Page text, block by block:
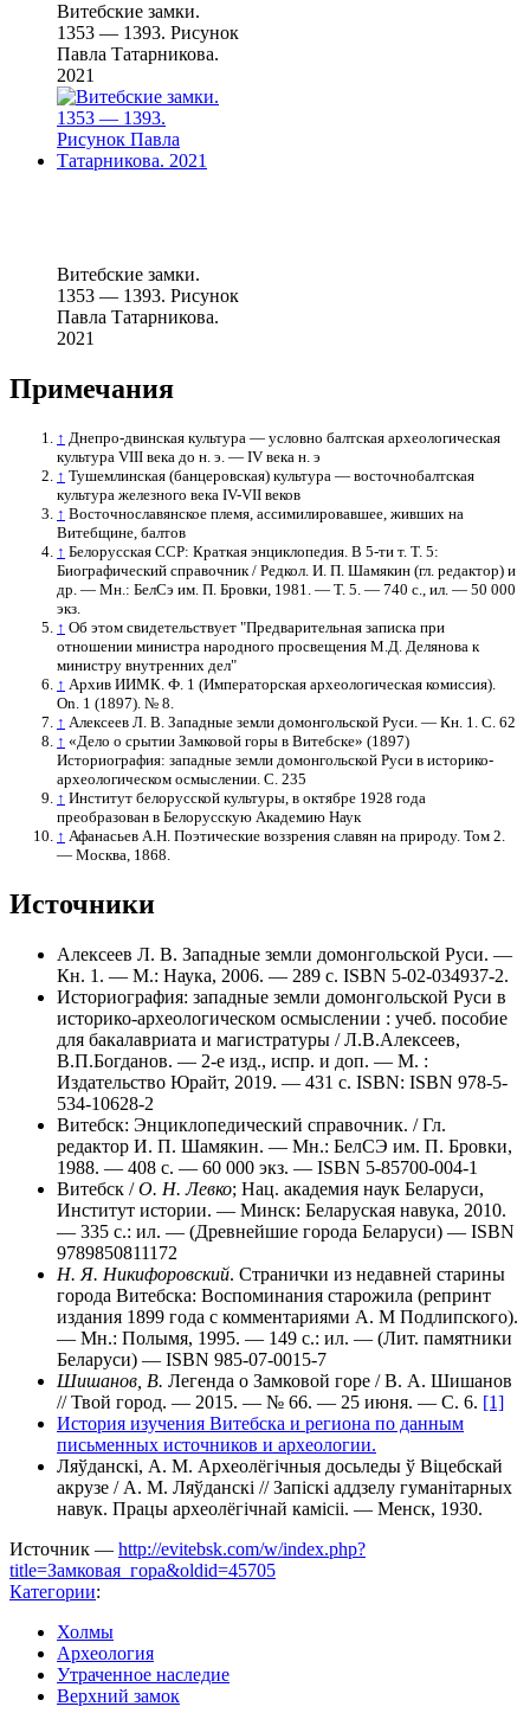
Витебские замки.
1353 — 1393. Рисунок
Павла Татарникова.
2021
Витебские замки.
1353 — 1393. Рисунок
Павла Татарникова.
2021
Примечания
↑ Днепро-двинская культура — условно балтская археологическая
культура VIII века до н. э. — IV века н. э
↑ Тушемлинская (банцеровская) культура — восточнобалтская
культура железного века IV-VII веков
↑ Восточнославянское племя, ассимилировавшее, живших на
Витебщине, балтов
↑ Белорусская ССР: Краткая энциклопедия. В 5-ти т. Т. 5:
Биографический справочник / Редкол. И. П. Шамякин (гл. редактор) и
др. — Мн.: БелСэ им. П. Бровки, 1981. — Т. 5. — 740 с., ил. — 50 000
экз.
↑ Об этом свидетельствует "Предварительная записка при
отношении министра народного просвещения М.Д. Делянова к
министру внутренних дел"
↑ Архив ИИМК. Ф. 1 (Императорская археологическая комиссия).
On. 1 (1897). № 8.
↑ Алексеев Л. В. Западные земли домонгольской Руси. — Кн. 1. С. 62
↑ «Дело о срытии Замковой горы в Витебске» (1897)
Историография: западные земли домонгольской Руси в историко-
археологическом осмыслении. С. 235
↑ Институт белорусской культуры, в октябре 1928 года
преобразован в Белорусскую Академию Наук
↑ Афанасьев А.Н. Поэтические воззрения славян на природу. Том 2.
— Москва, 1868.
Источники
Алексеев Л. В. Западные земли домонгольской Руси. —
Кн. 1. — М.: Наука, 2006. — 289 с. ISBN 5-02-034937-2.
Историография: западные земли домонгольской Руси в
историко-археологическом осмыслении : учеб. пособие
для бакалавриата и магистратуры / Л.В.Алексеев,
В.П.Богданов. — 2-е изд., испр. и доп. — М. :
Издательство Юрайт, 2019. — 431 с. ISBN: ISBN 978-5-
534-10628-2
Витебск: Энциклопедический справочник. / Гл.
редактор И. П. Шамякин. — Мн.: БелСЭ им. П. Бровки,
1988. — 408 с. — 60 000 экз. — ISBN 5-85700-004-1
Витебск /О. Н. Левко; Нац. академия наук Беларуси,
Институт истории. — Минск: Беларуская навука, 2010.
— 335 с.: ил. — (Древнейшие города Беларуси) — ISBN
9789850811172
Н. Я. Никифоровский. Странички из недавней старины
города Витебска: Воспоминания старожила (репринт
издания 1899 года с комментариями А. М Подлипского).
— Мн.: Полымя, 1995. — 149 с.: ил. — (Лит. памятники
Беларуси) — ISBN 985-07-0015-7
Шишанов, В. Легенда о Замковой горе / В. А. Шишанов
// Твой город. — 2015. — № 66. — 25 июня. — С. 6. [1]
История изучения Витебска и региона по данным
письменных источников и археологии.
Ляўданскі, А. М. Археолёгічныя досьледы ў Віцебскай
акрузе / А. М. Ляўданскі // Запіскі аддзелу гуманітарных
навук. Працы археолёгічнай камісіі. — Менск, 1930.
Источник — http://evitebsk.com/w/index.php?
title=Замковая_гора&oldid=45705
Категории:
Холмы
Археология
Утраченное наследие
Верхний замок